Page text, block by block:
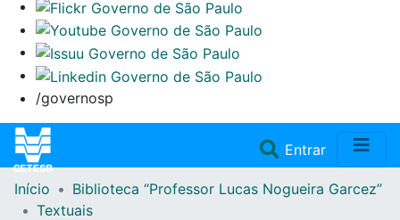
/governosp
Entrar(current)
Home
Início
Biblioteca “Professor Lucas Nogueira Garcez”
Textuais